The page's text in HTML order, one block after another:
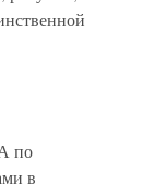
по
в